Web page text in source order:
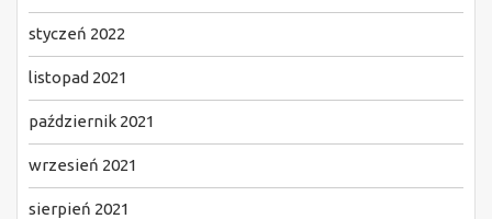
styczeń 2022
listopad 2021
październik 2021
wrzesień 2021
sierpień 2021